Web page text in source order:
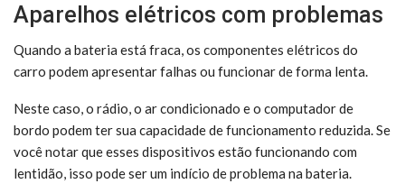
Aparelhos elétricos com problemas
Quando a bateria está fraca, os componentes elétricos do
carro podem apresentar falhas ou funcionar de forma lenta.
Neste caso, o rádio, o ar condicionado e o computador de
bordo podem ter sua capacidade de funcionamento reduzida. Se
você notar que esses dispositivos estão funcionando com
lentidão, isso pode ser um indício de problema na bateria.